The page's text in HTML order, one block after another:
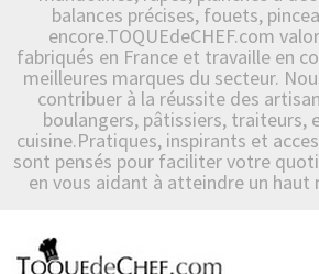
balances précises, fouets,
encore.TOQUEdeCHEF.com
fabriqués en France et travaille en
meilleures marques du secteur.
contribuer à la réussite des
boulangers, pâtissiers, traiteurs,
cuisine.Pratiques, inspirants et
sont pensés pour faciliter votre
en vous aidant à atteindre un haut